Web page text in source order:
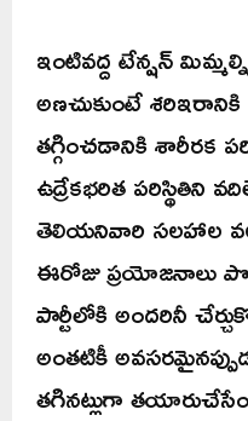
ఇంటివద్ద టేన్షన్
అణచుకుంటే
తగ్గించడానికి శారీరక
ఉద్రేకభరిత
తెలియనివారి సలహాల
ఈరోజు ప్రయోజనాలు
పార్టీలోకి అందరినీ
అంతటికీ
తగినట్లుగా